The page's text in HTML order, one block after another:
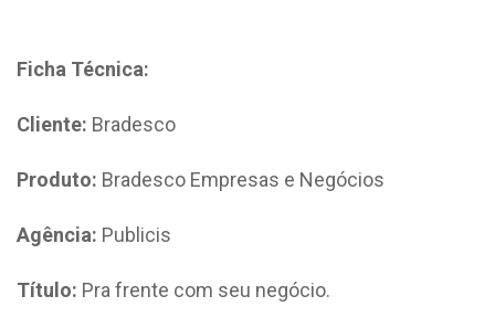
Ficha Técnica:
Cliente: Bradesco
Produto: Bradesco Empresas e Negócios
Agência: Publicis
Título: Pra frente com seu negócio.